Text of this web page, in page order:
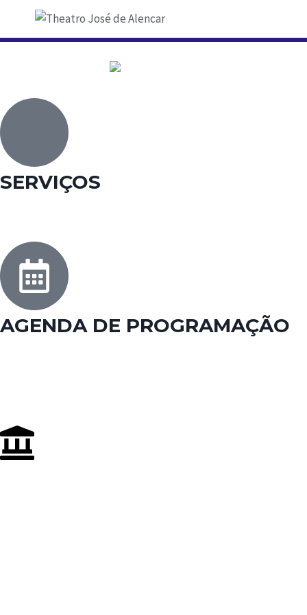
SERVIÇOS
AGENDA DE PROGRAMAÇÃO